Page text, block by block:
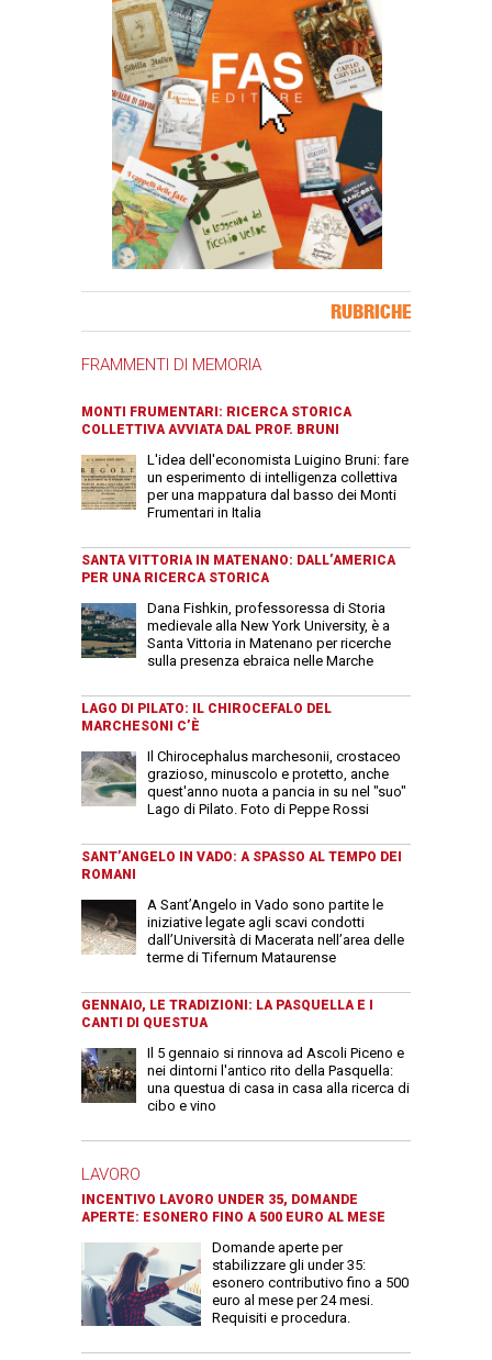
RUBRICHE
FRAMMENTI DI MEMORIA
MONTI FRUMENTARI: RICERCA STORICA
COLLETTIVA AVVIATA DAL PROF. BRUNI
L'idea dell'economista Luigino Bruni: fare
un esperimento di intelligenza collettiva
per una mappatura dal basso dei Monti
Frumentari in Italia
SANTA VITTORIA IN MATENANO: DALL’AMERICA
PER UNA RICERCA STORICA
Dana Fishkin, professoressa di Storia
medievale alla New York University, è a
Santa Vittoria in Matenano per ricerche
sulla presenza ebraica nelle Marche
LAGO DI PILATO: IL CHIROCEFALO DEL
MARCHESONI C’È
Il Chirocephalus marchesonii, crostaceo
grazioso, minuscolo e protetto, anche
quest'anno nuota a pancia in su nel "suo"
Lago di Pilato. Foto di Peppe Rossi
SANT’ANGELO IN VADO: A SPASSO AL TEMPO DEI
ROMANI
A Sant’Angelo in Vado sono partite le
iniziative legate agli scavi condotti
dall’Università di Macerata nell’area delle
terme di Tifernum Mataurense
GENNAIO, LE TRADIZIONI: LA PASQUELLA E I
CANTI DI QUESTUA
Il 5 gennaio si rinnova ad Ascoli Piceno e
nei dintorni l'antico rito della Pasquella:
una questua di casa in casa alla ricerca di
cibo e vino
LAVORO
INCENTIVO LAVORO UNDER 35, DOMANDE
APERTE: ESONERO FINO A 500 EURO AL MESE
Domande aperte per
stabilizzare gli under 35:
esonero contributivo fino a 500
euro al mese per 24 mesi.
Requisiti e procedura.